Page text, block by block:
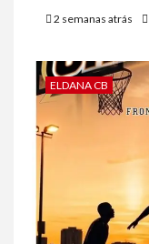
2 semanas atrás
ELDANA CB